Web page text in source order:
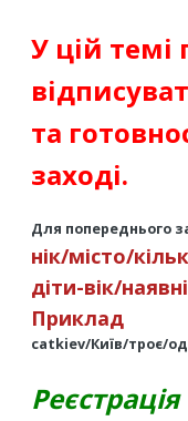
У цій
та
заході.
Для попереднього
нік/місто/
діти-вік/
Приклад
catkiev/Київ/троє/